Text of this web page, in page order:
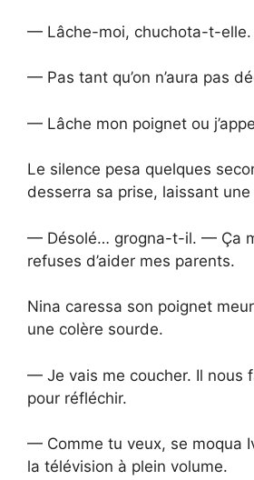
— Lâche-moi, chuchota-t-elle.
— Pas tant qu’on n’aura pas
— Lâche mon poignet ou
Le silence pesa quelques
desserra sa prise, laissant
— Désolé… grogna-t-il. — Ça
refuses d’aider mes parents.
Nina caressa son poignet
une colère sourde.
— Je vais me coucher. Il nous
pour réfléchir.
— Comme tu veux, se moqua
la télévision à plein volume.